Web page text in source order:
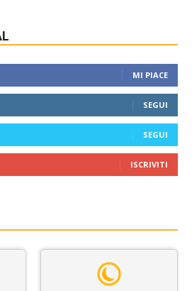
MI PIACE
SEGUI
SEGUI
ISCRIVITI